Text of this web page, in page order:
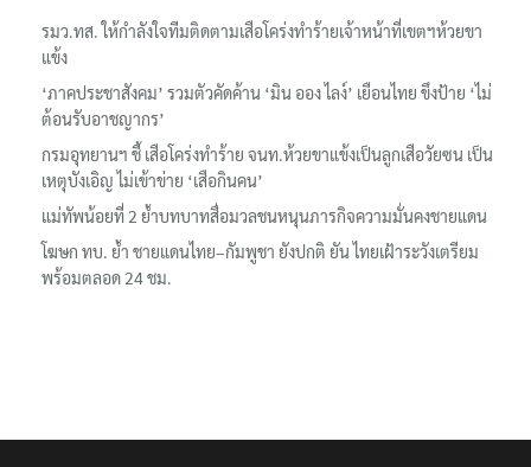
รมว.ทส. ให้กำลังใจทีมติดตามเสือโคร่งทำร้ายเจ้าหน้าที่เขตฯห้วยขา
แข้ง
‘ภาคประชาสังคม’ รวมตัวคัดค้าน ‘มิน ออง ไลง์’ เยือนไทย ขึงป้าย ‘ไม่
ต้อนรับอาชญากร’
กรมอุทยานฯ ชี้ เสือโคร่งทำร้าย จนท.ห้วยขาแข้งเป็นลูกเสือวัยซน เป็น
เหตุบังเอิญ ไม่เข้าข่าย ‘เสือกินคน’
แม่ทัพน้อยที่ 2 ย้ำบทบาทสื่อมวลชนหนุนภารกิจความมั่นคงชายแดน
โฆษก ทบ. ย้ำ ชายแดนไทย–กัมพูชา ยังปกติ ยัน ไทยเฝ้าระวังเตรียม
พร้อมตลอด 24 ชม.